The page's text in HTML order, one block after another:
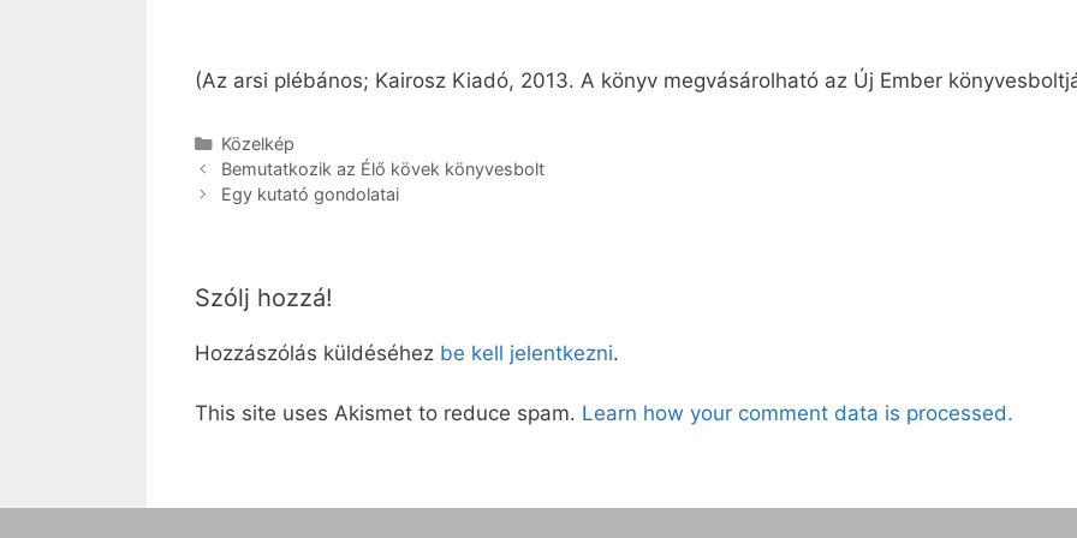
(Az arsi plébános; Kairosz Kiadó, 2013. A könyv megvásárolható az Új Ember
Kategória
Közelkép
Bemutatkozik az Élő kövek könyvesbolt
Egy kutató gondolatai
Szólj hozzá!
Hozzászólás küldéséhez be kell jelentkezni.
This site uses Akismet to reduce spam. Learn how your comment data is processed.